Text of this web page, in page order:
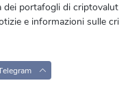
dei portafogli di criptovalut
e informazioni sulle cri